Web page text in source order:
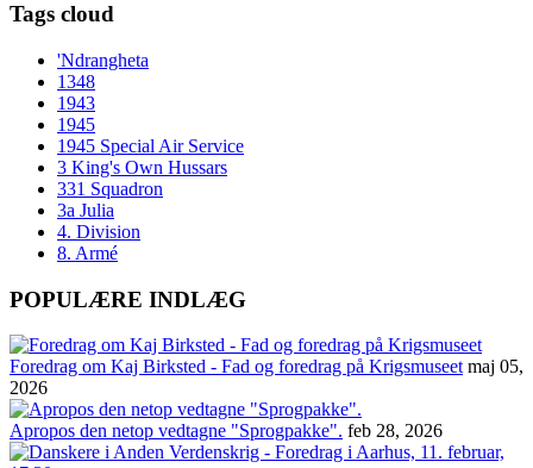
Tags cloud
'Ndrangheta
1348
1943
1945
1945 Special Air Service
3 King's Own Hussars
331 Squadron
3a Julia
4. Division
8. Armé
POPULÆRE INDLÆG
Foredrag om Kaj Birksted - Fad og foredrag på Krigsmuseet maj 05,
2026
Apropos den netop vedtagne "Sprogpakke". feb 28, 2026